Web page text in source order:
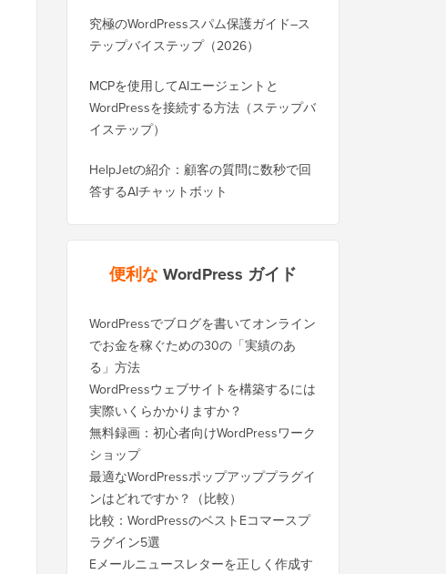
究極のWordPressスパム保護ガイド–ス
テップバイステップ（2026）
MCPを使用してAIエージェントと
WordPressを接続する方法（ステップバ
イステップ）
HelpJetの紹介：顧客の質問に数秒で回
答するAIチャットボット
便利なWordPress ガイド
WordPressでブログを書いてオンライン
でお金を稼ぐための30の「実績のあ
る」方法
WordPressウェブサイトを構築するには
実際いくらかかりますか？
無料録画：初心者向けWordPressワーク
ショップ
最適なWordPressポップアッププラグイ
ンはどれですか？（比較）
比較：WordPressのベストEコマースプ
ラグイン5選
Eメールニュースレターを正しく作成す